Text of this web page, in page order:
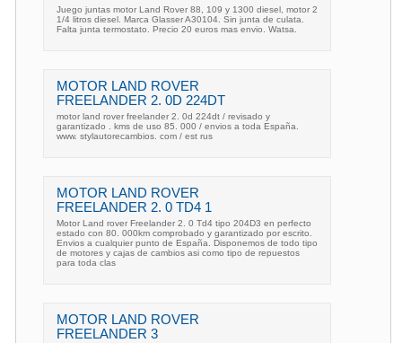
Juego juntas motor Land Rover 88, 109 y 1300 diesel, motor 2
1/4 litros diesel. Marca Glasser A30104. Sin junta de culata.
Falta junta termostato. Precio 20 euros mas envio. Watsa.
MOTOR LAND ROVER
FREELANDER 2. 0D 224DT
motor land rover freelander 2. 0d 224dt / revisado y
garantizado . kms de uso 85. 000 / envios a toda España.
www. stylautorecambios. com / est rus
MOTOR LAND ROVER
FREELANDER 2. 0 TD4 1
Motor Land rover Freelander 2. 0 Td4 tipo 204D3 en perfecto
estado con 80. 000km comprobado y garantizado por escrito.
Envios a cualquier punto de España. Disponemos de todo tipo
de motores y cajas de cambios asi como tipo de repuestos
para toda clas
MOTOR LAND ROVER
FREELANDER 3